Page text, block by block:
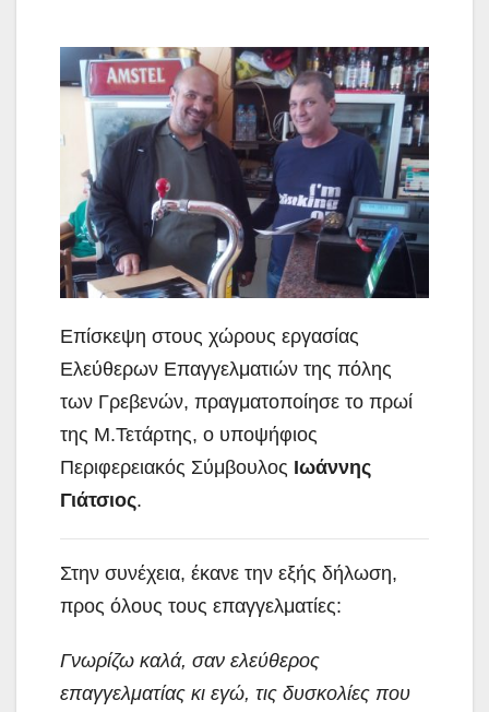
Επίσκεψη στους χώρους εργασίας
Ελεύθερων Επαγγελματιών της πόλης
των Γρεβενών, πραγματοποίησε το πρωί
της Μ.Τετάρτης, ο υποψήφιος
Περιφερειακός Σύμβουλος Ιωάννης
Γιάτσιος.
Στην συνέχεια, έκανε την εξής δήλωση,
προς όλους τους επαγγελματίες:
Γνωρίζω καλά, σαν ελεύθερος
επαγγελματίας κι εγώ, τις δυσκολίες που